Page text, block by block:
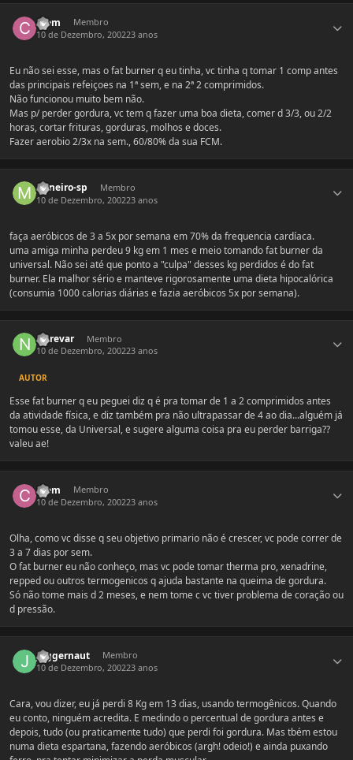
Clem
Membro
10 de Dezembro, 200223 anos
Eu não sei esse, mas o fat burner q eu tinha, vc tinha q tomar 1 comp antes
das principais refeiçoes na 1ª sem, e na 2ª 2 comprimidos.
Não funcionou muito bem não.
Mas p/ perder gordura, vc tem q fazer uma boa dieta, comer d 3/3, ou 2/2
horas, cortar frituras, gorduras, molhos e doces.
Fazer aerobio 2/3x na sem., 60/80% da sua FCM.
mineiro-sp
Membro
10 de Dezembro, 200223 anos
faça aeróbicos de 3 a 5x por semana em 70% da frequencia cardíaca.
uma amiga minha perdeu 9 kg em 1 mes e meio tomando fat burner da
universal. Não sei até que ponto a "culpa" desses kg perdidos é do fat
burner. Ela malhor sério e manteve rigorosamente uma dieta hipocalórica
(consumia 1000 calorias diárias e fazia aeróbicos 5x por semana).
Nerevar
Membro
10 de Dezembro, 200223 anos
AUTOR
Esse fat burner q eu peguei diz q é pra tomar de 1 a 2 comprimidos antes
da atividade física, e diz também pra não ultrapassar de 4 ao dia...alguém já
tomou esse, da Universal, e sugere alguma coisa pra eu perder barriga??
valeu ae!
Clem
Membro
10 de Dezembro, 200223 anos
Olha, como vc disse q seu objetivo primario não é crescer, vc pode correr de
3 a 7 dias por sem.
O fat burner eu não conheço, mas vc pode tomar therma pro, xenadrine,
repped ou outros termogenicos q ajuda bastante na queima de gordura.
Só não tome mais d 2 meses, e nem tome c vc tiver problema de coração ou
d pressão.
Juggernaut
Membro
10 de Dezembro, 200223 anos
Cara, vou dizer, eu já perdi 8 Kg em 13 dias, usando termogênicos. Quando
eu conto, ninguém acredita. E medindo o percentual de gordura antes e
depois, tudo (ou praticamente tudo) que perdi foi gordura. Mas tbém estou
numa dieta espartana, fazendo aeróbicos (argh! odeio!) e ainda puxando